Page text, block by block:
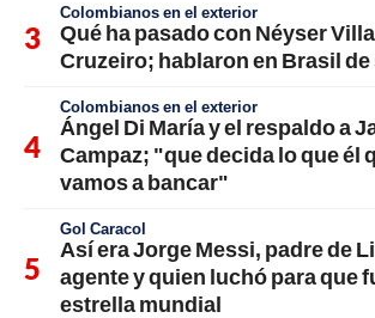
Colombianos en el exterior
Qué ha pasado con Néyser
Cruzeiro; hablaron en Brasil
Colombianos en el exterior
Ángel Di María y el respaldo a
Campaz; "que decida lo que él
vamos a bancar"
Gol Caracol
Así era Jorge Messi, padre de
agente y quien luchó para que
estrella mundial